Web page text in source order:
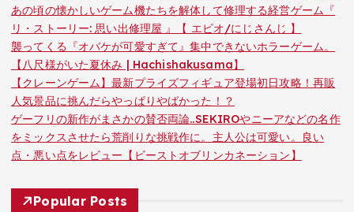
あの頃の懐かしいゲーム機たちを解体して修理する経営ゲーム『
リ・ストーリー: 思い出修理屋 』【 エビオ/にじさんじ 】
襲ってくる『オバケが可愛すぎて』集中できないホラーゲーム。
【八尺様がいた夏休み | Hachishakusama】
【クレーンゲーム】最新プライズフィギュア登場初日攻略！再販
人気景品に挑んだらやっぱりやばかった！？
ゲーフリの新作がまさかの賛否両論..SEKIROやニーアなどの名作
をミックスさせたら荒削りな挑戦作に。主人公は可愛い。良い
点・悪い点をレビュー【ビーストオブリンカネーション】
Popular Posts